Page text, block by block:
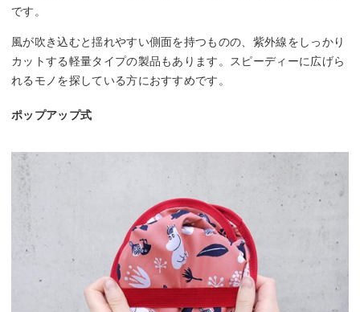
です。
風が吹き込むと揺れやすい側面を持つものの、紫外線をしっかり
カットする軽量タイプの製品もあります。スピーディーに広げら
れるモノを探している方におすすめです。
ポップアップ式